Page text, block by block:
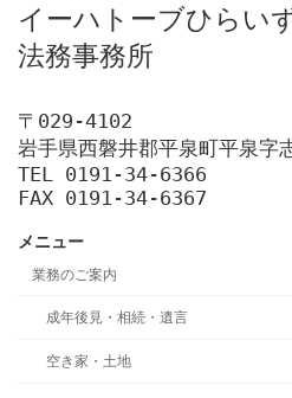
イーハトーブひらい
法務事務所
〒029-4102
岩手県西磐井郡平泉町平泉字
TEL 0191-34-6366
FAX 0191-34-6367
メニュー
業務のご案内
成年後見・相続・遺言
空き家・土地